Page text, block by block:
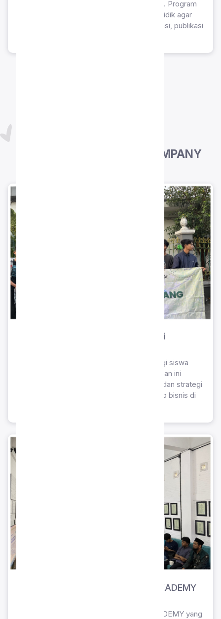
lunak desain dan penyusunan elemen visual. Program
ini bertujuan melatih keterampilan peserta didik agar
mampu merancang berbagai media informasi, publikasi
BUSINESS SURVIVAL & COMPANY
Program Business Survival Siswa di
Pelaksanaan program Business Survival bagi siswa
yang diselenggarakan di Yogyakarta. Kegiatan ini
bertujuan untuk melatih mental, kreativitas, dan strategi
bertahan dalam menjalankan sebuah konsep bisnis di
Kunjungan Industri ke PT. KONG AKADEMY
Kunjungan industri siswa ke PT. KONG AKADEMY yang